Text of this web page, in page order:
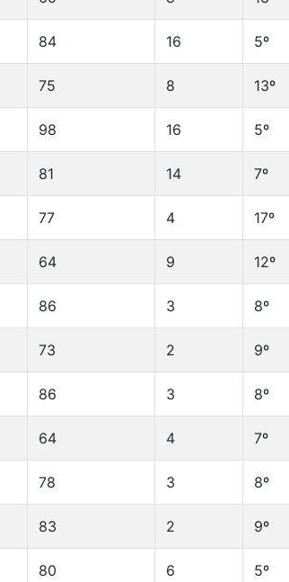
84 16 5º
75 8 13º
98 16 5º
81 14 7º
77 4 17º
64 9 12º
86 3 8º
73 2 9º
86 3 8º
64 4 7º
78 3 8º
83 2 9º
80 6 5º